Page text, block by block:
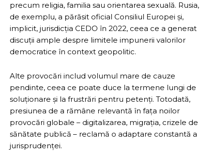
precum religia, familia sau orientarea sexuală. Rusia,
de exemplu, a părăsit oficial Consiliul Europei și,
implicit, jurisdicția CEDO în 2022, ceea ce a generat
discuții ample despre limitele impunerii valorilor
democratice în context geopolitic.
Alte provocări includ volumul mare de cauze
pendinte, ceea ce poate duce la termene lungi de
soluționare și la frustrări pentru petenți. Totodată,
presiunea de a rămâne relevantă în fața noilor
provocări globale – digitalizarea, migrația, crizele de
sănătate publică – reclamă o adaptare constantă a
jurisprudenței.